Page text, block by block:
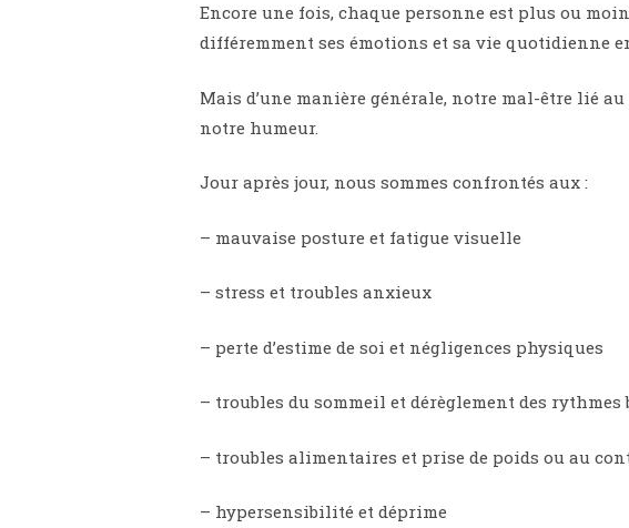
Encore une fois, chaque personne est plus ou
différemment ses émotions et sa vie quotidienne
Mais d’une manière générale, notre mal-être lié
notre humeur.
Jour après jour, nous sommes confrontés aux :
– mauvaise posture et fatigue visuelle
– stress et troubles anxieux
– perte d’estime de soi et négligences physiques
– troubles du sommeil et dérèglement des rythmes
– troubles alimentaires et prise de poids ou au
– hypersensibilité et déprime